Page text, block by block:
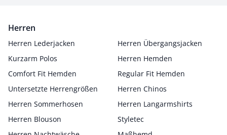
Herren
Herren Lederjacken
Herren Übergangsjacken
Kurzarm Polos
Herren Hemden
Comfort Fit Hemden
Regular Fit Hemden
Untersetzte Herrengrößen
Herren Chinos
Herren Sommerhosen
Herren Langarmshirts
Herren Blouson
Styletec